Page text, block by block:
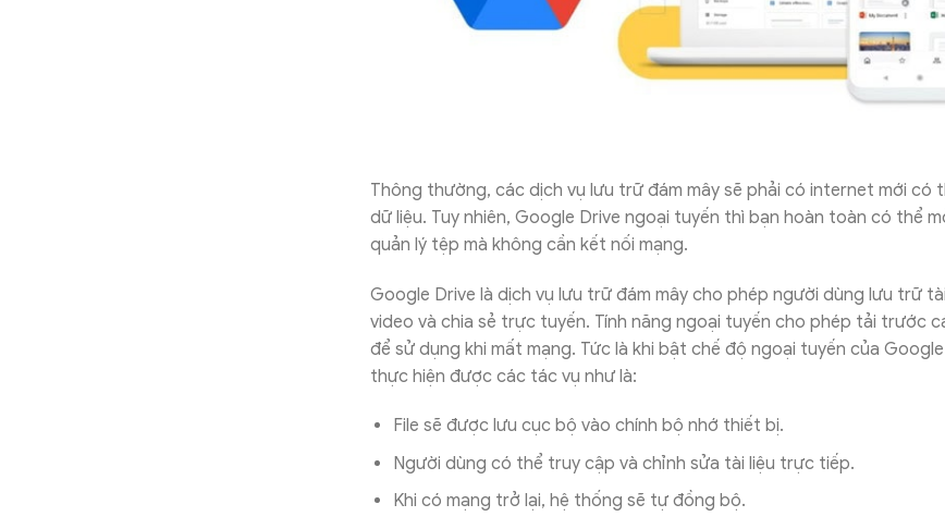
Thông thường, các dịch vụ lưu trữ đám mây sẽ phải có internet mới có
dữ liệu. Tuy nhiên, Google Drive ngoại tuyến thì bạn hoàn toàn có thể
quản lý tệp mà không cần kết nối mạng.
Google Drive là dịch vụ lưu trữ đám mây cho phép người dùng lưu trữ
video và chia sẻ trực tuyến. Tính năng ngoại tuyến cho phép tải trước
để sử dụng khi mất mạng. Tức là khi bật chế độ ngoại tuyến của
thực hiện được các tác vụ như là:
File sẽ được lưu cục bộ vào chính bộ nhớ thiết bị.
Người dùng có thể truy cập và chỉnh sửa tài liệu trực tiếp.
Khi có mạng trở lại, hệ thống sẽ tự đồng bộ.